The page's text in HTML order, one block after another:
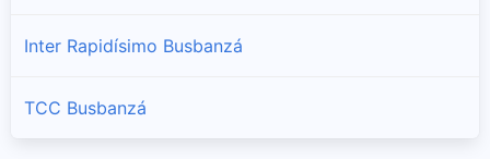
Inter Rapidísimo Busbanzá
TCC Busbanzá